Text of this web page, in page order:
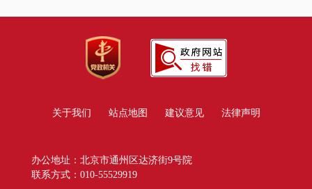
关于我们 站点地图 建议意见 法律声明
办公地址：北京市通州区达济街9号院
联系方式：010-55529919